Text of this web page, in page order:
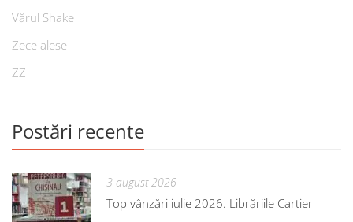
Vărul Shake
Zece alese
ZZ
Postări recente
3 august 2026
Top vânzări iulie 2026. Librăriile Cartier